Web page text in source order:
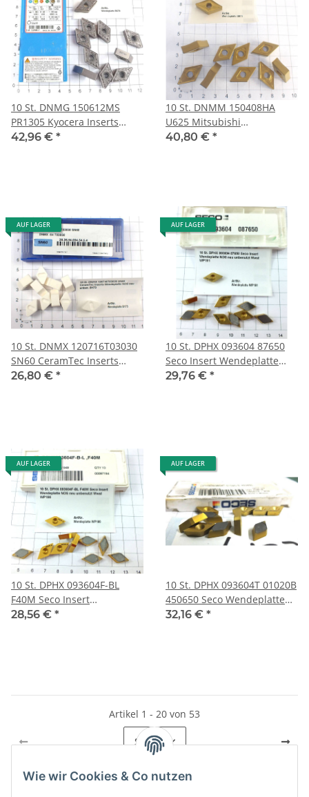
10 St. DNMG 150612MS
PR1305 Kyocera Inserts
Wendeplatten NOS neu .
42,96 € *
10 St. DNMM 150408HA
U625 Mitsubishi
Wendeplatten Inserts NOS
40,80 € *
AUF LAGER
10 St. DNMX 120716T03030
SN60 CeramTec Inserts
Wendeplatte NOS neu
26,80 € *
AUF LAGER
10 St. DPHX 093604 87650
Seco Insert Wendeplatte
29,76 € *
AUF LAGER
10 St. DPHX 093604F-BL
F40M Seco Insert
Wendeplatte NOS neu
28,56 € *
AUF LAGER
10 St. DPHX 093604T 01020B
450650 Seco Wendeplatte
32,16 € *
Artikel 1 - 20 von 53
Seite1
Wie wir Cookies & Co nutzen